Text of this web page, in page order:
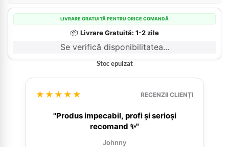
LIVRARE GRATUITĂ PENTRU ORICE COMANDĂ
📦 Livrare Gratuită: 1-2 zile
Se verifică disponibilitatea...
Stoc epuizat
★★★★★ RECENZII CLIENȚI
"Produs impecabil, profi și serioși
recomand ✨"
Johnny